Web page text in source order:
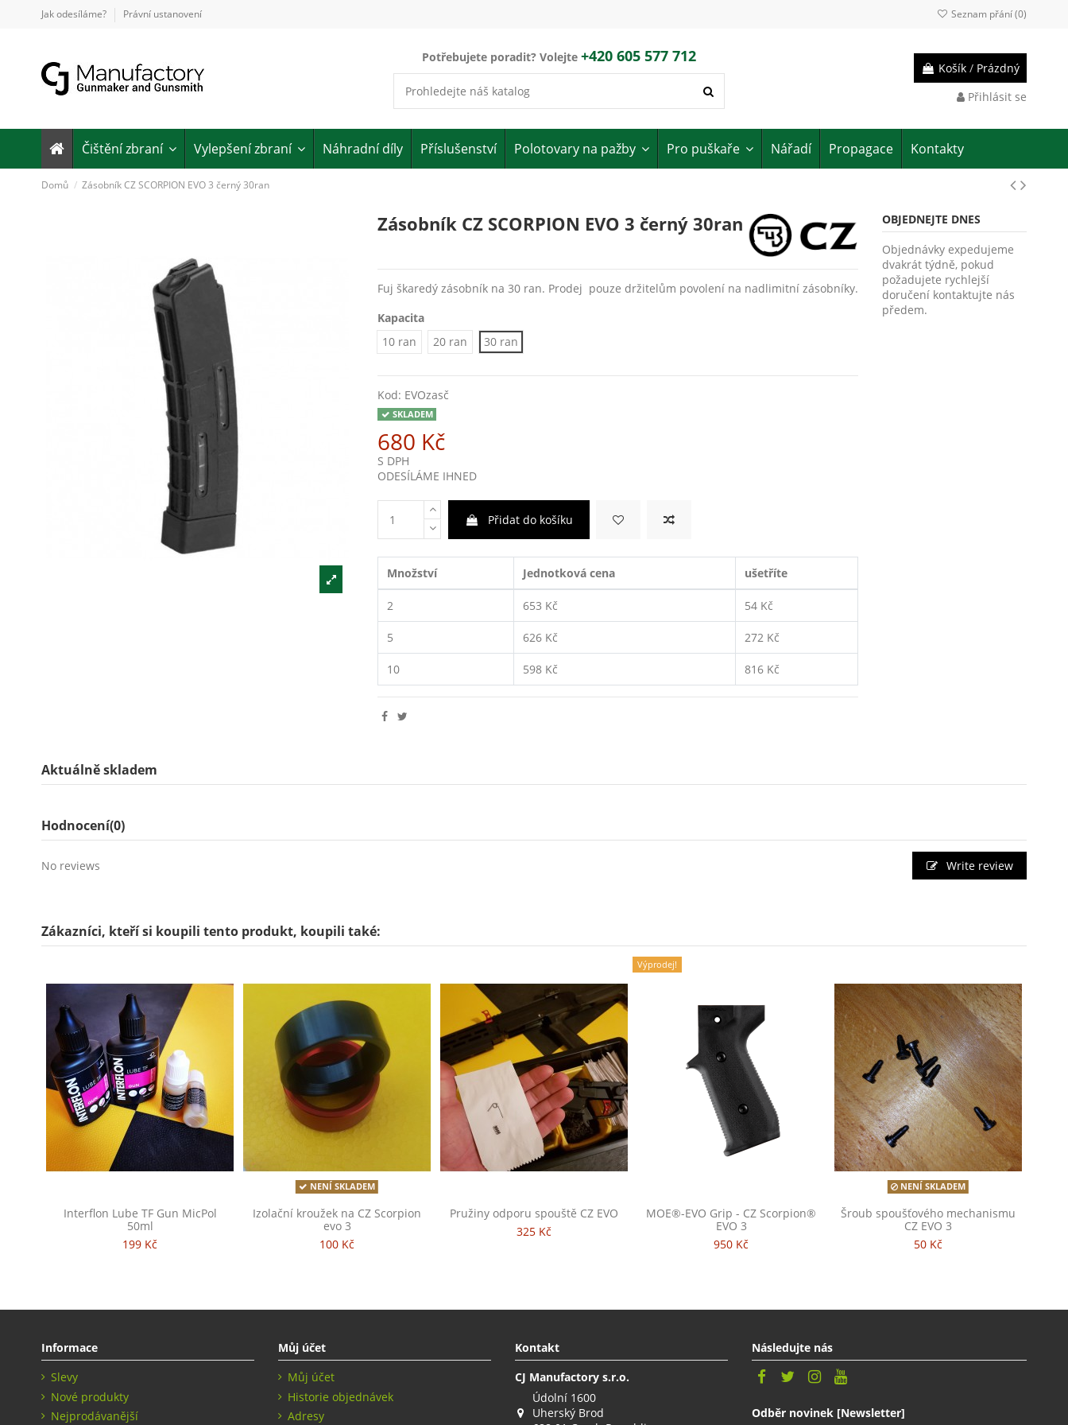
Jak odesíláme? Právní ustanovení Seznam přání (0)
Potřebujete poradit? Volejte +420 605 577 712
Košík / Prázdný
Přihlásit se
Čištění zbraní Vylepšení zbraní Náhradní díly Příslušenství Polotovary na pažby Pro puškaře Nářadí Propagace Kontakty
Domů Zásobník CZ SCORPION EVO 3 černý 30ran
Zásobník CZ SCORPION EVO 3 černý 30ran
Fuj škaredý zásobník na 30 ran. Prodej pouze držitelům povolení na nadlimitní zásobníky.
Kapacita
10 ran
20 ran 30 ran
Kod: EVOzasč
SKLADEM
680 Kč
S DPH
ODESÍLÁME IHNED
Přidat do košíku
Množství Jednotková cena ušetříte
2 653 Kč 54 Kč
5 626 Kč 272 Kč
10 598 Kč 816 Kč
OBJEDNEJTE DNES
Objednávky expedujeme
dvakrát týdně, pokud
požadujete rychlejší
doručení kontaktujte nás
předem.
Aktuálně skladem
Hodnocení(0)
No reviews Write review
Zákazníci, kteří si koupili tento produkt, koupili také:
Interflon Lube TF Gun MicPol
50ml
199 Kč
NENÍ SKLADEM
Izolační kroužek na CZ Scorpion
evo 3
100 Kč
Pružiny odporu spouště CZ EVO
325 Kč
Výprodej!
MOE®-EVO Grip - CZ Scorpion®
EVO 3
950 Kč
NENÍ SKLADEM
Šroub spoušťového mechanismu
CZ EVO 3
50 Kč
Informace
Slevy
Nové produkty
Nejprodávanější
Můj účet
Můj účet
Historie objednávek
Adresy
Kontakt
CJ Manufactory s.r.o.
Údolní 1600
Uherský Brod
Následujte nás
Odběr novinek [Newsletter]